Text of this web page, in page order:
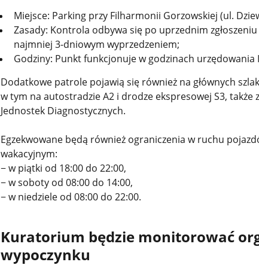
Miejsce: Parking przy Filharmonii Gorzowskiej (ul.
Zasady: Kontrola odbywa się po uprzednim
najmniej 3-dniowym wyprzedzeniem;
Godziny: Punkt funkcjonuje w godzinach
Dodatkowe patrole pojawią się również na głównych
w tym na autostradzie A2 i drodze ekspresowej S3, także
Jednostek Diagnostycznych.
Egzekwowane będą również ograniczenia w ruchu
wakacyjnym:
− w piątki od 18:00 do 22:00,
− w soboty od 08:00 do 14:00,
− w niedziele od 08:00 do 22:00.
Kuratorium będzie monitorować
wypoczynku